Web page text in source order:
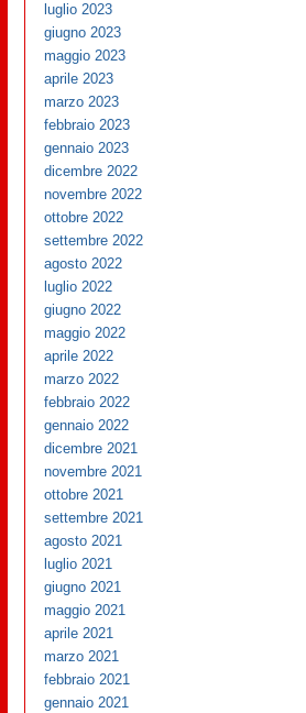
luglio 2023
giugno 2023
maggio 2023
aprile 2023
marzo 2023
febbraio 2023
gennaio 2023
dicembre 2022
novembre 2022
ottobre 2022
settembre 2022
agosto 2022
luglio 2022
giugno 2022
maggio 2022
aprile 2022
marzo 2022
febbraio 2022
gennaio 2022
dicembre 2021
novembre 2021
ottobre 2021
settembre 2021
agosto 2021
luglio 2021
giugno 2021
maggio 2021
aprile 2021
marzo 2021
febbraio 2021
gennaio 2021